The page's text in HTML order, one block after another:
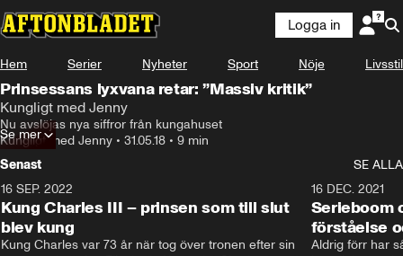
Logga in
Hem Serier Nyheter Sport Nöje Livsstil
Prinsessans lyxvana retar: ”Massiv kritik”
Kungligt med Jenny
Nu avslöjas nya siffror från kungahuset
Kungligt med Jenny • 31.05.18 • 9 min
Se mer
Senast
SE ALLA
16 SEP. 2022
Kung Charles III – prinsen som till slut
blev kung
Kung Charles var 73 år när tog över tronen efter sin
16 DEC. 2021
Serieboom
förståelse
Aldrig förr har